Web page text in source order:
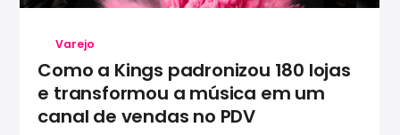
Varejo
Como a Kings padronizou 180 lojas
e transformou a música em um
canal de vendas no PDV